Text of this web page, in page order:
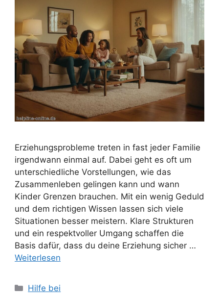
Erziehungsprobleme treten in fast jeder Familie
irgendwann einmal auf. Dabei geht es oft um
unterschiedliche Vorstellungen, wie das
Zusammenleben gelingen kann und wann
Kinder Grenzen brauchen. Mit ein wenig Geduld
und dem richtigen Wissen lassen sich viele
Situationen besser meistern. Klare Strukturen
und ein respektvoller Umgang schaffen die
Basis dafür, dass du deine Erziehung sicher …
Weiterlesen
Kategorien
Hilfe bei